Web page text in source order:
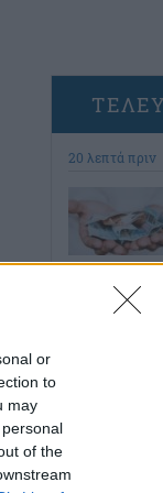
or
to
may
of the
20 λεπτά πριν
59 λεπτά πριν